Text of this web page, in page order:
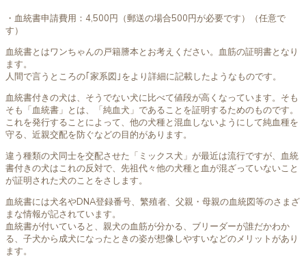
・血統書申請費用：4,500円（郵送の場合500円が必要です）（任意で
す）
血統書とはワンちゃんの戸籍謄本とお考えください。血筋の証明書となり
ます。
人間で言うところの｢家系図｣をより詳細に記載したようなものです。
血統書付きの犬は、そうでない犬に比べて値段が高くなっています。そも
そも「血統書」とは、「純血犬」であることを証明するためのものです。
これを発行することによって、他の犬種と混血しないようにして純血種を
守る、近親交配を防ぐなどの目的があります。
違う種類の犬同士を交配させた「ミックス犬」が最近は流行ですが、血統
書付きの犬はこれの反対で、先祖代々他の犬種と血が混ざっていないこと
が証明された犬のことをさします。
血統書には犬名やDNA登録番号、繁殖者、父親・母親の血統図等のさまざ
まな情報が記されています。
血統書が付いていると、親犬の血筋が分かる、ブリーダーが誰だかわか
る、子犬から成犬になったときの姿が想像しやすいなどのメリットがあり
ます。